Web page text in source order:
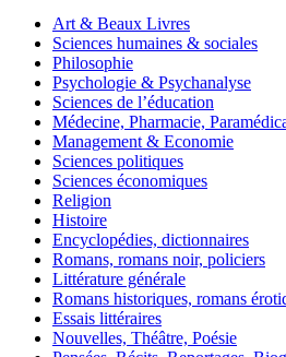
Art & Beaux Livres
Sciences humaines & sociales
Philosophie
Psychologie & Psychanalyse
Sciences de l’éducation
Médecine, Pharmacie,
Management & Economie
Sciences politiques
Sciences économiques
Religion
Histoire
Encyclopédies, dictionnaires
Romans, romans noir, policiers
Littérature générale
Romans historiques, romans
Essais littéraires
Nouvelles, Théâtre, Poésie